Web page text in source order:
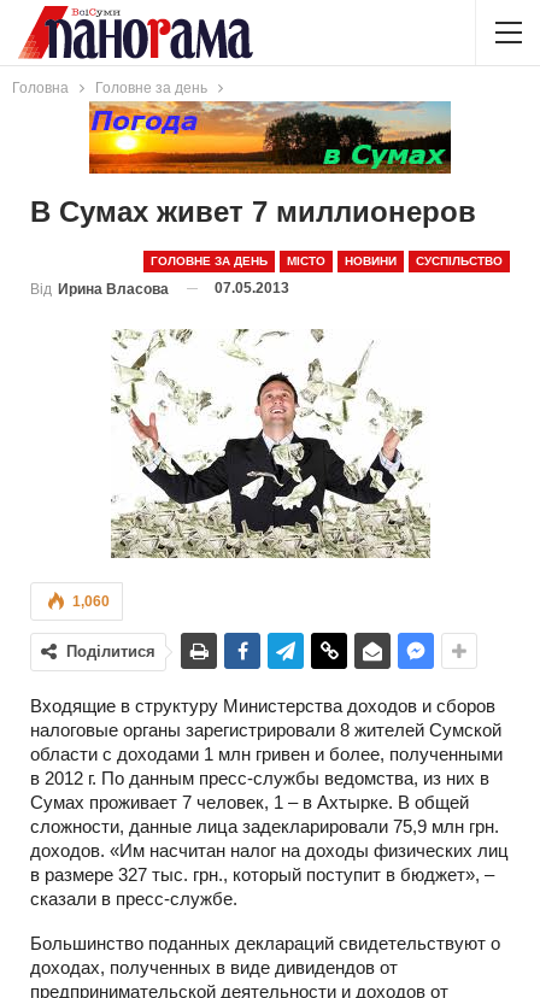
Головна Головне за день
В Сумах живет 7 миллионеров
ГОЛОВНЕ ЗА ДЕНЬ МІСТО НОВИНИ СУСПІЛЬСТВО
Від Ирина Власова 07.05.2013
1,060
Поділитися
Входящие в структуру Министерства доходов и сборов
налоговые органы зарегистрировали 8 жителей Сумской
области с доходами 1 млн гривен и более, полученными
в 2012 г. По данным пресс-службы ведомства, из них в
Сумах проживает 7 человек, 1 – в Ахтырке. В общей
сложности, данные лица задекларировали 75,9 млн грн.
доходов. «Им насчитан налог на доходы физических лиц
в размере 327 тыс. грн., который поступит в бюджет», –
сказали в пресс-службе.
Большинство поданных деклараций свидетельствуют о
доходах, полученных в виде дивидендов от
предпринимательской деятельности и доходов от